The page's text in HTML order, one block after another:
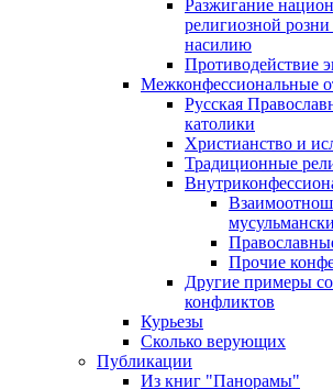
Разжигание
религиозной
насилию
Противодействие
Межконфессиональные
Русская
католики
Христианство и
Традиционные
Прочие
Другие примеры
конфликтов
Курьезы
Сколько верующих
Публикации
Из книг "Панорамы"